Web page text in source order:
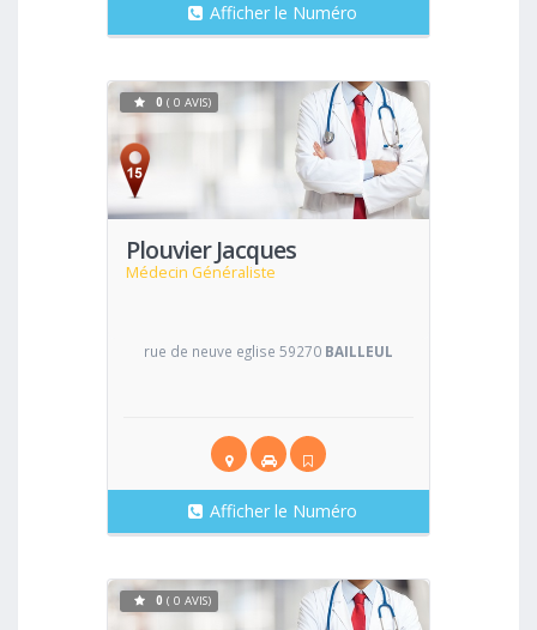
Afficher le Numéro
Plouvier Jacques
Médecin Généraliste
Voir
0 ( 0 AVIS)
rue de neuve eglise 59270 BAILLEUL
Afficher le Numéro
0 ( 0 AVIS)